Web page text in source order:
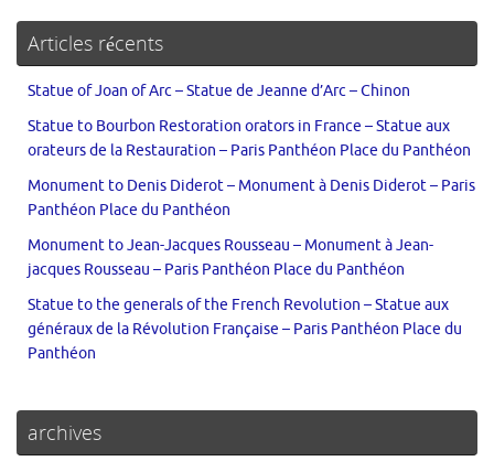
Articles récents
Statue of Joan of Arc – Statue de Jeanne d’Arc – Chinon
Statue to Bourbon Restoration orators in France – Statue aux
orateurs de la Restauration – Paris Panthéon Place du Panthéon
Monument to Denis Diderot – Monument à Denis Diderot – Paris
Panthéon Place du Panthéon
Monument to Jean-Jacques Rousseau – Monument à Jean-
jacques Rousseau – Paris Panthéon Place du Panthéon
Statue to the generals of the French Revolution – Statue aux
généraux de la Révolution Française – Paris Panthéon Place du
Panthéon
archives